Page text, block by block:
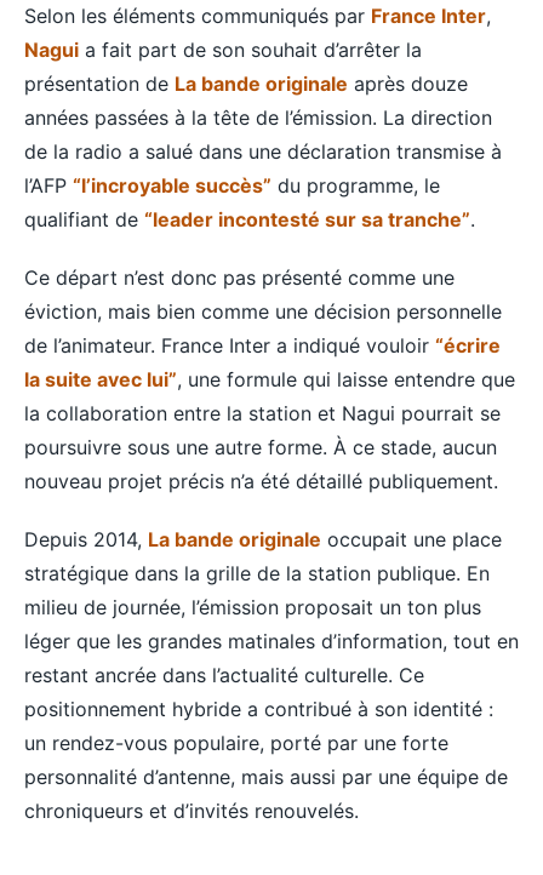
Selon les éléments communiqués par France Inter,
Nagui a fait part de son souhait d’arrêter la
présentation de La bande originale après douze
années passées à la tête de l’émission. La direction
de la radio a salué dans une déclaration transmise à
l’AFP “l’incroyable succès” du programme, le
qualifiant de “leader incontesté sur sa tranche”.
Ce départ n’est donc pas présenté comme une
éviction, mais bien comme une décision personnelle
de l’animateur. France Inter a indiqué vouloir “écrire
la suite avec lui”, une formule qui laisse entendre que
la collaboration entre la station et Nagui pourrait se
poursuivre sous une autre forme. À ce stade, aucun
nouveau projet précis n’a été détaillé publiquement.
Depuis 2014, La bande originale occupait une place
stratégique dans la grille de la station publique. En
milieu de journée, l’émission proposait un ton plus
léger que les grandes matinales d’information, tout en
restant ancrée dans l’actualité culturelle. Ce
positionnement hybride a contribué à son identité :
un rendez-vous populaire, porté par une forte
personnalité d’antenne, mais aussi par une équipe de
chroniqueurs et d’invités renouvelés.